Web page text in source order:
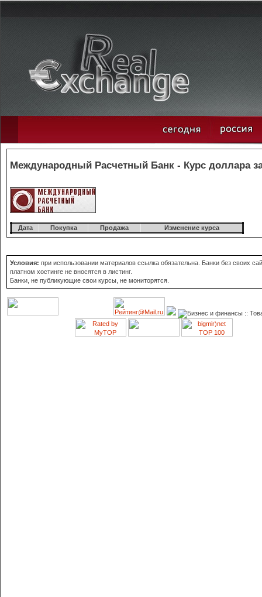
Международный Расчетный Банк - Курс доллара
Дата Покупка Продажа Изменение курса
Условия: при использовании материалов ссылка обязательна. Банки без своих
платном хостинге не вносятся в листинг.
Банки, не публикующие свои курсы, не мониторятся.